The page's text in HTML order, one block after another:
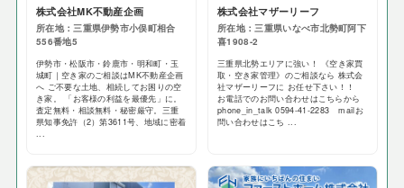
株式会社MK不動産企画
所在地：三重県伊勢市小俣町相合
556番地5
伊勢市・松阪市・鈴鹿市・明和町・玉
城町｜空き家のご相談はMK不動産企画
へ ご不要な土地、相続してお困りの空
き家。 「お客様の利益を最優先」に。
査定無料・相談無料・秘密厳守。三重
県知事免許（2）第3611号、地域に密着
...
株式会社マザーリーフ
所在地：三重県いなべ市北勢町阿下
喜1908-2
三重県北勢エリアに強い！ 《空き家買
取・空き家管理》のご相談なら 株式会
社マザーリーフに お任せ下さい！！
お電話でのお問い合わせはこちらから
phone_in_talk 0594-41-2283 mailお
問い合わせはこち ...